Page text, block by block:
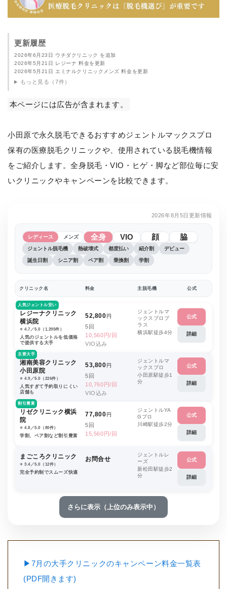
更新履歴
2026年6月23日 ウチダクリニック を追加
2026年5月21日 レジーナ 料金を更新
2026年5月21日 エミナルクリニックメンズ 料金を更新
もっと見る（7件）
本ページには広告が含まれます。
小田原で永久脱毛できるおすすめジェントルマックスプロ
保有の医療脱毛クリニックや、使用されている脱毛機情報
をご紹介します。全身脱毛・VIO・ヒゲ・脚など部位毎に安
いクリニックやキャンペーンを比較できます。
2026年8月5日更新情報
レディース メンズ 全身 VIO 顔 脇
ジェントル脱毛機 熱破壊式 都度払い 紹介割 デビュー
誕生日割 シニア割 ペア割 乗換割 学割
クリニック名 料金 主脱毛機 公式
人気ジェントル安い
レジーナクリニック
横浜院
⭐️ 4.7／5.0（1,295件）
人気のジェントルを低価格
で提供する大手
52,800円
5回
10,560円/回
VIO込み
ジェントルマ
ックスプロプ
ラス
横浜駅徒歩4分
公式
詳細
主要大手
湘南美容クリニック
小田原院
⭐️ 4.9／5.0（226件）
人気すぎて予約取りにくい
店舗も
53,800円
5回
10,760円/回
VIO込み
ジェントルマ
ックスプロ
小田原駅徒歩1
分
公式
詳細
割引豊富
リゼクリニック横浜
院
⭐️ 4.8／5.0（80件）
学割、ペア割など割引豊富
77,800円
5回
15,560円/回
ジェントルYA
Gプロ
川崎駅徒歩2分
公式
詳細
まごころクリニック
⭐️ 3.4／5.0（12件）
完全予約制でスムーズ快適
お問合せ
ジェントルレ
ーズ
新松田駅徒歩2
分
公式
詳細
さらに表示（上位のみ表示中）
▶7月の大手クリニックのキャンペーン料金一覧表
(PDF開きます)